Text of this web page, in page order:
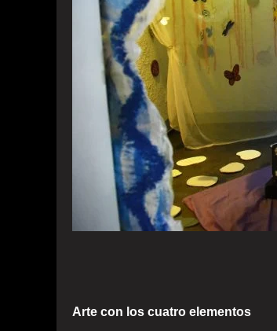
Arte con los cuatro elementos